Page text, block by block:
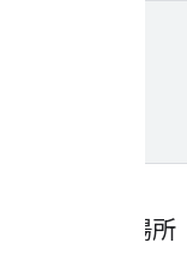
再生場所